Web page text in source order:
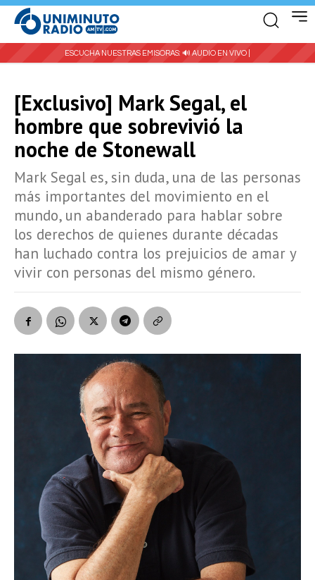
ESCUCHA NUESTRAS EMISORAS: 🔊 AUDIO EN VIVO |
[Exclusivo] Mark Segal, el
hombre que sobrevivió la
noche de Stonewall
Mark Segal es, sin duda, una de las personas
más importantes del movimiento en el
mundo, un abanderado para hablar sobre
los derechos de quienes durante décadas
han luchado contra los prejuicios de amar y
vivir con personas del mismo género.